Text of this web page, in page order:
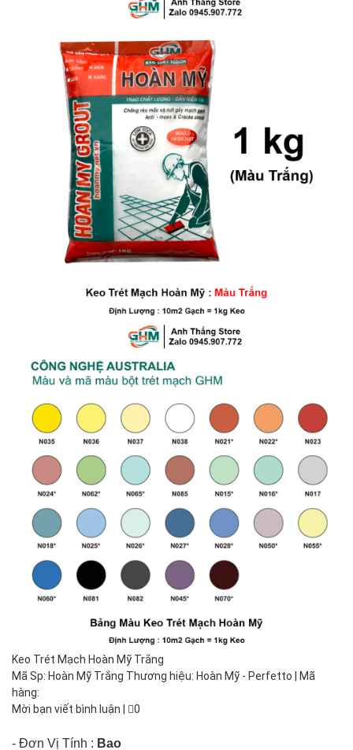
Keo Trét Mạch Hoàn Mỹ Trắng
Mã Sp: Hoàn Mỹ Trắng Thương hiệu: Hoàn Mỹ - Perfetto | Mã
hàng:
Mời bạn viết bình luận
0
- Đơn Vị Tính : Bao